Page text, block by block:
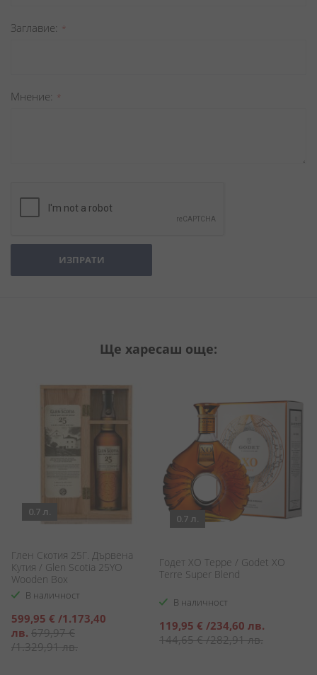
Заглавиe
Мнение
ИЗПРАТИ
Ще харесаш още:
0.7 л.
Глен Скотия 25Г. Дървена
Кутия / Glen Scotia 25YO
Wooden Box
В наличност
Специална
цена
599,95 € /1.173,40
лв. 679,97 €
/1.329,91 лв.
0.7 л.
Годет ХО Терре / Godet XO
Terre Super Blend
В наличност
Специална
цена
119,95 € /234,60 лв.
144,65 €/282,91 лв.